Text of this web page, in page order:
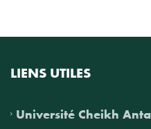
LIENS UTILES
Université Cheikh